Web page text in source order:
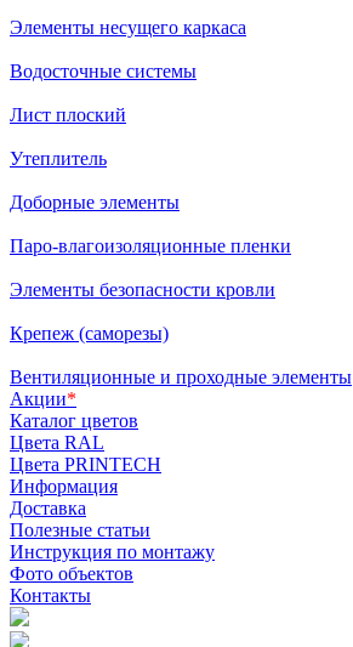
Элементы несущего каркаса
Водосточные системы
Лист плоский
Утеплитель
Доборные элементы
Паро-влагоизоляционные пленки
Элементы безопасности кровли
Крепеж (саморезы)
Вентиляционные и проходные элементы
Акции*
Каталог цветов
Цвета RAL
Цвета PRINTECH
Информация
Доставка
Полезные статьи
Инструкция по монтажу
Фото объектов
Контакты